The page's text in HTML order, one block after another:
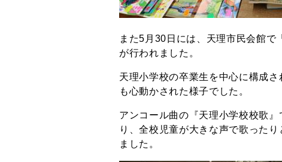
また5月30日には、天理市民会館で
が行われました。
天理小学校の卒業生を中心に構成
も心動かされた様子でした。
アンコール曲の『天理小学校校歌
り、全校児童が大きな声で歌った
ました。